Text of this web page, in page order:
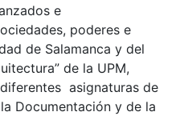
e
poderes e
de Salamanca y del
de la UPM,
asignaturas de
Documentación y de la